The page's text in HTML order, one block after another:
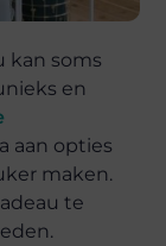
kan soms
en
aan opties
maken.
te